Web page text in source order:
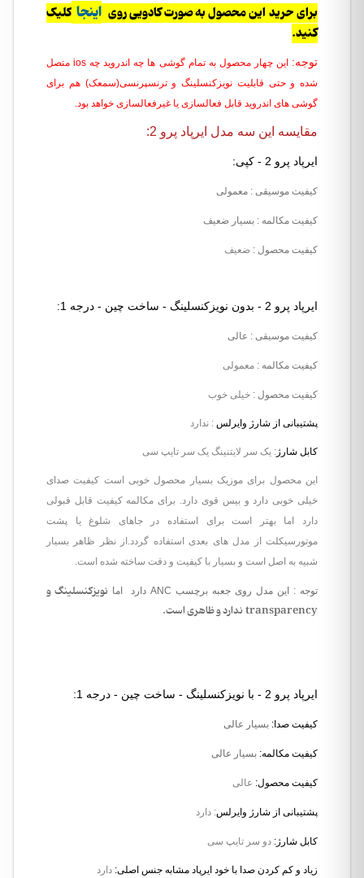
برای حرید این محصول به صورت کادویی روی اینجا کلیک
کنید.
توجه:
این چهار محصول به تمام گوشی ها چه اندروید چه ios متصل
شده و حتی قابلیت نویزکنسلینگ و ترنسپرنسی(سمعک) هم برای
گوشی های اندروید قابل فعالسازی یا غیرفعالسازی خواهد بود.
مقایسه این سه مدل ایرپاد پرو 2:
ایرپاد پرو 2 - کپی:
کیفیت موسیقی : معمولی
کیفیت مکالمه : بسیار ضعیف
کیفیت محصول : ضعیف
ایرپاد پرو 2 - بدون نویزکنسلینگ - ساخت چین - درجه 1:
کیفیت موسیقی : عالی
کیفیت مکالمه : معمولی
کیفیت محصول : خیلی خوب
پشتیبانی از شارژ وایرلس : ندارد
کابل شارژ : یک سر لایتنینگ یک سر تایپ سی
این محصول برای موزیک بسیار محصول خوبی است کیفیت صدای
خیلی خوبی دارد و بیس قوی دارد. برای مکالمه کیفیت قابل قبولی
دارد اما بهتر است برای استفاده در جاهای شلوغ یا پشت
موتورسیکلت از مدل های بعدی استفاده گردد.از نظر ظاهر بسیار
شبیه به اصل است و بسیار با کیفیت و دقت ساخته شده است.
توجه : این مدل روی جعبه برچسب ANC دارد اما
نویزکنسلینگ و
transparency ندارد و ظاهری است.
ایرپاد پرو 2 - با نویزکنسلینگ - ساخت چین - درجه 1:
کیفیت صدا: بسیار عالی
کیفیت مکالمه: بسیار عالی
کیفیت محصول: عالی
پشتیبانی از شارژ وایرلس: دارد
کابل شارژ: دو سر تایپ سی
زیاد و کم کردن صدا با خود ایرپاد مشابه جنس اصلی: دارد